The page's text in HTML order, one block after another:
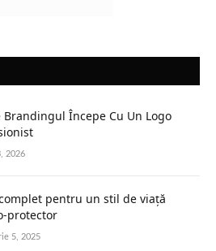
Brandingul Începe Cu Un Logo
2026
pentru un stil de viață
protector
5, 2025